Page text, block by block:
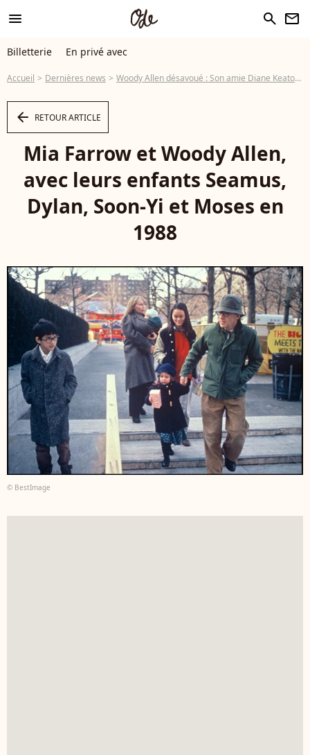
menu search newsletter
Billetterie En privé avec
Accueil Dernières news Woody Allen désavoué : Son amie Diane Keaton refuse de l'abandonner
arrow_left RETOUR ARTICLE
Mia Farrow et Woody Allen,
avec leurs enfants Seamus,
Dylan, Soon-Yi et Moses en
1988
© BestImage